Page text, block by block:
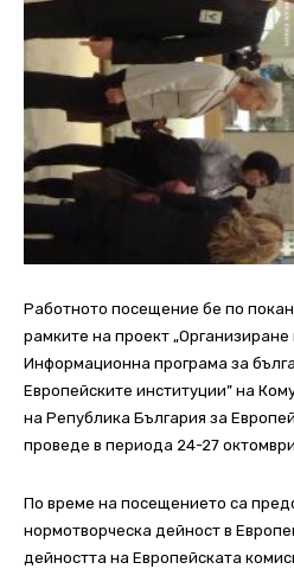
Работното посещение бе по
рамките на проект
Информационна програма за
Европейските институции” на
на Република България за
проведе в периода 24-27 октомври
По време на посещението са
нормотворческа дейност в
дейността на Европейската